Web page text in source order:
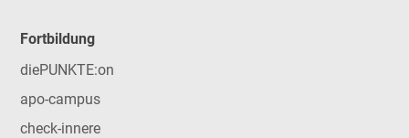
Fortbildung
diePUNKTE:on
apo-campus
check-innere